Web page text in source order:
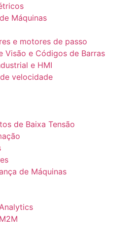
Máquinas
e motores de passo
Visão e Códigos de Barras
e HMI
velocidade
de Baixa Tensão
de Máquinas